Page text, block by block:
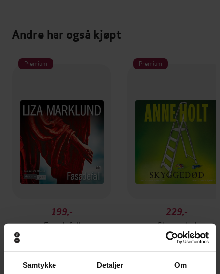
Samtykke Detaljer Om
Andre har også kjøpt
Premium
199,-
Fasadefall
Premium
229,-
Skyggedød
Anne Holt